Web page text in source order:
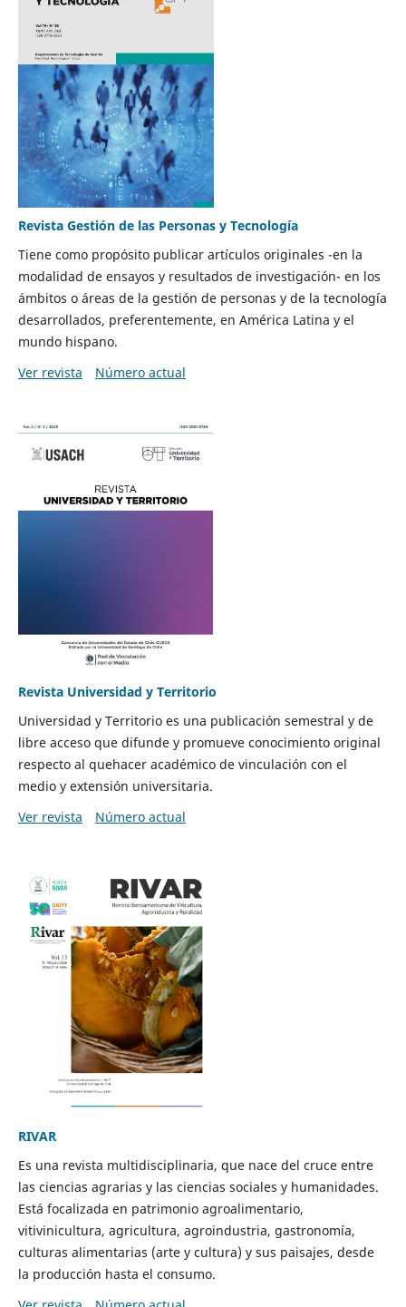
Revista Gestión de las Personas y Tecnología
Tiene como propósito publicar artículos originales -en la
modalidad de ensayos y resultados de investigación- en los
ámbitos o áreas de la gestión de personas y de la tecnología
desarrollados, preferentemente, en América Latina y el
mundo hispano.
Ver revista
Número actual
Revista Universidad y Territorio
Universidad y Territorio es una publicación semestral y de
libre acceso que difunde y promueve conocimiento original
respecto al quehacer académico de vinculación con el
medio y extensión universitaria.
Ver revista
Número actual
RIVAR
Es una revista multidisciplinaria, que nace del cruce entre
las ciencias agrarias y las ciencias sociales y humanidades.
Está focalizada en patrimonio agroalimentario,
vitivinicultura, agricultura, agroindustria, gastronomía,
culturas alimentarias (arte y cultura) y sus paisajes, desde
la producción hasta el consumo.